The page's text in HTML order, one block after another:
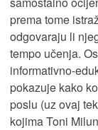
prema tome
odgovaraju li
tempo učenja.
informativno-
pokazuje kako
poslu (uz ovaj
kojima Toni